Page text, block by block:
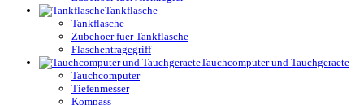
Tankflasche
Tankflasche
Zubehoer fuer Tankflasche
Flaschentragegriff
Tauchcomputer und Tauchgeraete
Tauchcomputer
Tiefenmesser
Kompass